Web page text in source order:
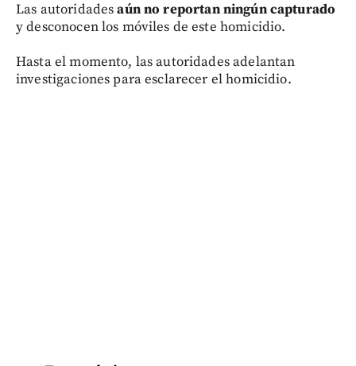
Las autoridadesaún no reportan ningún capturado
y desconocen los móviles de este homicidio.
Hasta el momento, las autoridades adelantan
investigaciones para esclarecer el homicidio.